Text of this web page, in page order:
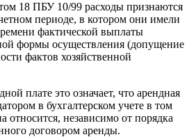
18 ПБУ 10/99 расходы признаются
периоде, в котором они имели
фактической выплаты
формы осуществления (допущение
фактов хозяйственной
плате это означает, что арендная
в бухгалтерском учете в том
относится, независимо от порядка
договором аренды.